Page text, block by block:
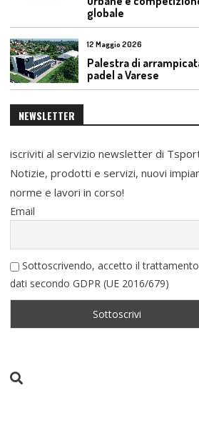
globale
12 Maggio 2026
Palestra di
padel a Varese
NEWSLETTER
iscriviti al servizio newsletter di
Notizie, prodotti e servizi, nuovi
norme e lavori in corso!
Email
Sottoscrivendo, accetto il
dati secondo GDPR (UE 2016/679)